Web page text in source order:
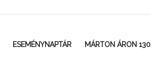
ESEMÉNYNAPTÁR MÁRTON ÁRON 130